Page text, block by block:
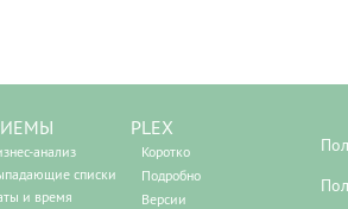
анализ
списки
и время
PLEX
Коротко
Подробно
Версии